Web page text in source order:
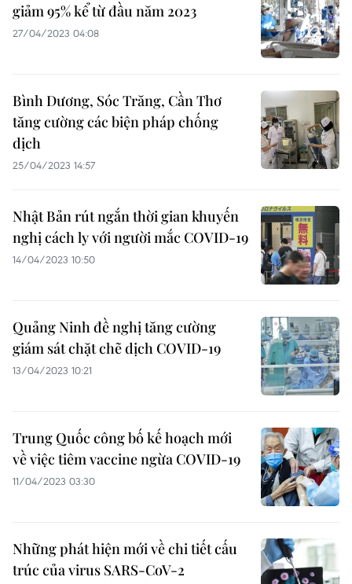
giảm 95% kể từ đầu năm 2023
27/04/2023 04:08
Bình Dương, Sóc Trăng, Cần Thơ
tăng cường các biện pháp chống
dịch
25/04/2023 14:57
Nhật Bản rút ngắn thời gian khuyến
nghị cách ly với người mắc COVID-19
14/04/2023 10:50
Quảng Ninh đề nghị tăng cường
giám sát chặt chẽ dịch COVID-19
13/04/2023 10:21
Trung Quốc công bố kế hoạch mới
về việc tiêm vaccine ngừa COVID-19
11/04/2023 03:30
Những phát hiện mới về chi tiết cấu
trúc của virus SARS-CoV-2